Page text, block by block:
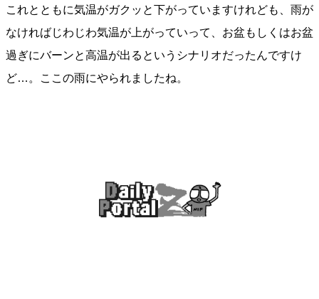
これとともに気温がガクッと下がっていますけれども、雨が
なければじわじわ気温が上がっていって、お盆もしくはお盆
過ぎにバーンと高温が出るというシナリオだったんですけ
ど…。ここの雨にやられましたね。